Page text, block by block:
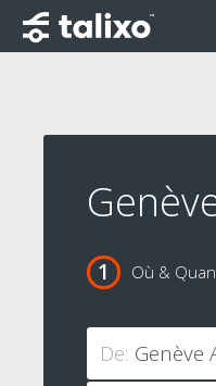
Où &
De: